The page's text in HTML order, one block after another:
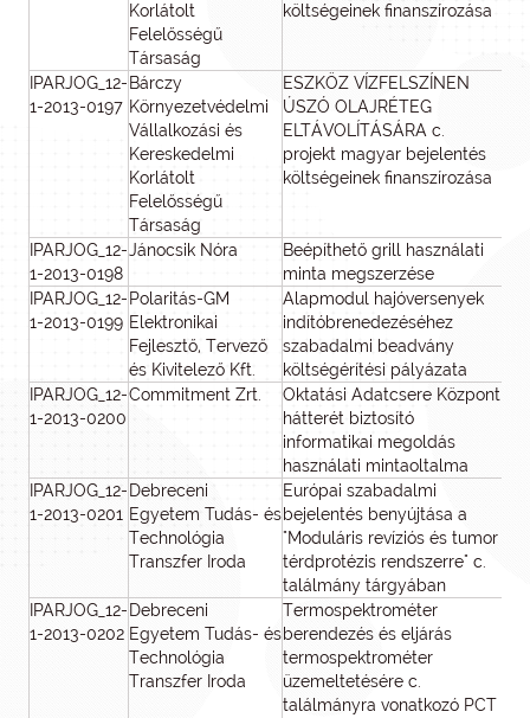
Korlátolt
Felelősségű
Társaság
költségeinek finanszírozása
IPARJOG_12-
1-2013-0197
Bárczy
Környezetvédelmi
Vállalkozási és
Kereskedelmi
Korlátolt
Felelősségű
Társaság
ESZKÖZ VÍZFELSZÍNEN
ÚSZÓ OLAJRÉTEG
ELTÁVOLÍTÁSÁRA c.
projekt magyar bejelentés
költségeinek finanszírozása
IPARJOG_12-
1-2013-0198
Jánocsik Nóra
Beépíthető grill használati
minta megszerzése
IPARJOG_12-
1-2013-0199
Polaritás-GM
Elektronikai
Fejlesztő, Tervező
és Kivitelező Kft.
Alapmodul hajóversenyek
indítóbrenedezéséhez
szabadalmi beadvány
költségérítési pályázata
IPARJOG_12-
1-2013-0200
Commitment Zrt.
Oktatási Adatcsere Központ
hátterét biztosító
informatikai megoldás
használati mintaoltalma
IPARJOG_12-
1-2013-0201
Debreceni
Egyetem Tudás- és
Technológia
Transzfer Iroda
Európai szabadalmi
bejelentés benyújtása a
"Moduláris revíziós és tumor
térdprotézis rendszerre" c.
találmány tárgyában
IPARJOG_12-
1-2013-0202
Debreceni
Egyetem Tudás- és
Technológia
Transzfer Iroda
Termospektrométer
berendezés és eljárás
termospektrométer
üzemeltetésére c.
találmányra vonatkozó PCT